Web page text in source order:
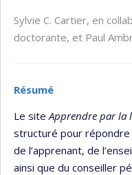
Sylvie C. Cartier, en
doctorante, et Paul
Résumé
Le site Apprendre par la
structuré pour répondre
de l’apprenant, de
ainsi que du conseiller